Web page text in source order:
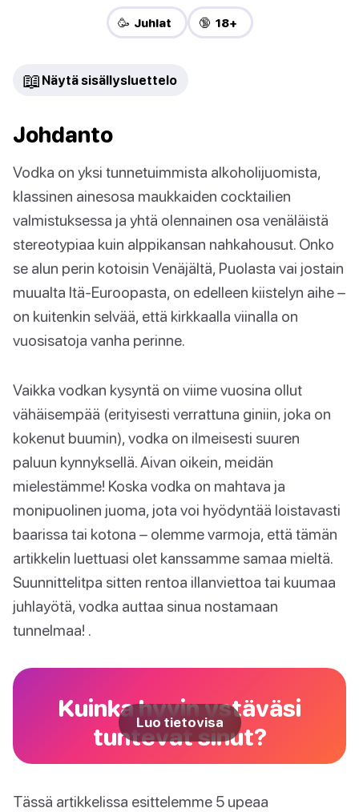
🥳 Juhlat 🔞 18+
📖 Näytä sisällysluettelo
Johdanto
Vodka on yksi tunnetuimmista alkoholijuomista,
klassinen ainesosa maukkaiden cocktailien
valmistuksessa ja yhtä olennainen osa venäläistä
stereotypiaa kuin alppikansan nahkahousut. Onko
se alun perin kotoisin Venäjältä, Puolasta vai jostain
muualta Itä-Euroopasta, on edelleen kiistelyn aihe –
on kuitenkin selvää, että kirkkaalla viinalla on
vuosisatoja vanha perinne.
Vaikka vodkan kysyntä on viime vuosina ollut
vähäisempää (erityisesti verrattuna giniin, joka on
kokenut buumin), vodka on ilmeisesti suuren
paluun kynnyksellä. Aivan oikein, meidän
mielestämme! Koska vodka on mahtava ja
monipuolinen juoma, jota voi hyödyntää loistavasti
baarissa tai kotona – olemme varmoja, että tämän
artikkelin luettuasi olet kanssamme samaa mieltä.
Suunnittelitpa sitten rentoa illanviettoa tai kuumaa
juhlayötä, vodka auttaa sinua nostamaan
tunnelmaa! .
Kuinka hyvin ystäväsi
tuntevat sinut?
Luo tietovisa
Tässä artikkelissa esittelemme 5 upeaa